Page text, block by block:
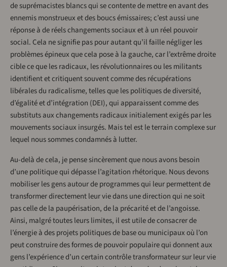
de suprémacistes blancs qui se contente de mettre en avant des
ennemis monstrueux et des boucs émissaires; c’est aussi une
réponse à de réels changements sociaux et à un réel pouvoir
social. Cela ne signifie pas pour autant qu’il faille négliger les
problèmes épineux que cela pose à la gauche, car l’extrême droite
cible ce que les radicaux, les révolutionnaires ou les militants
identifient et critiquent souvent comme des récupérations
libérales du radicalisme, telles que les politiques de diversité,
d’égalité et d’intégration (DEI), qui apparaissent comme des
substituts aux changements radicaux initialement exigés par les
mouvements sociaux insurgés. Mais tel est le terrain complexe sur
lequel nous sommes condamnés à lutter.
Au-delà de cela, je pense sincèrement que nous avons besoin
d’une politique qui dépasse l’agitation rhétorique. Nous devons
mobiliser les gens autour de programmes qui leur permettent de
transformer directement leur vie dans une direction qui ne soit
pas celle de la paupérisation, de la précarité et de l’angoisse.
Ainsi, malgré toutes leurs limites, il est utile de consacrer de
l’énergie à des projets politiques de base ou municipaux où l’on
peut construire des formes de pouvoir populaire qui donnent aux
gens l’expérience d’un certain contrôle transformateur sur leur vie